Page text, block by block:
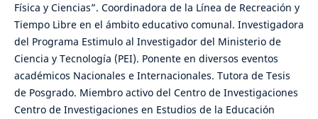
Física y Ciencias”. Coordinadora de la Línea de Recreación y
Tiempo Libre en el ámbito educativo comunal. Investigadora
del Programa Estimulo al Investigador del Ministerio de
Ciencia y Tecnología (PEI). Ponente en diversos eventos
académicos Nacionales e Internacionales. Tutora de Tesis
de Posgrado. Miembro activo del Centro de Investigaciones
Centro de Investigaciones en Estudios de la Educación